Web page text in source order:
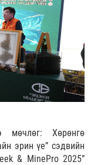
мөчлөг: Хөрөнгө
эрин үе” сэдвийн
& MinePro 2025”